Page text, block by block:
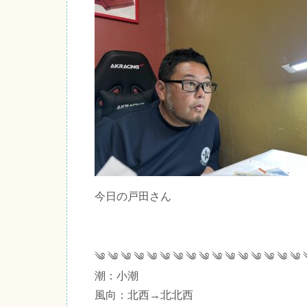
今日の戸田さん
༄ ༄ ༄ ༄ ༄ ༄ ༄ ༄ ༄ ༄ ༄ ༄ ༄ ༄ ༄ ༄
潮：小潮
風向：北西→北北西